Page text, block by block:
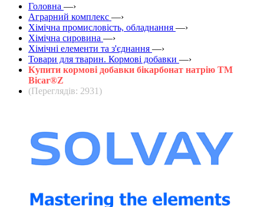
Головна —›
Аграрний комплекс —›
Хімічна промисловість, обладнання —›
Хімічна сировина —›
Хімічні елементи та з'єднання —›
Товари для тварин. Кормові добавки —›
Купити кормові добавки бікарбонат натрію TM
Bicar®Z
(Переглядів: 2931)